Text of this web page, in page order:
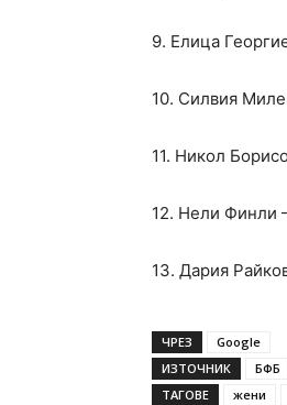
9. Елица
10. Силвия
11. Никол
12. Нели Финли
13. Дария
ЧРЕЗ
Google
ИЗТОЧНИК
БФБ
ТАГОВЕ
жени